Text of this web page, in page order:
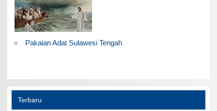
Pakaian Adat Sulawesi Tengah
Terbaru